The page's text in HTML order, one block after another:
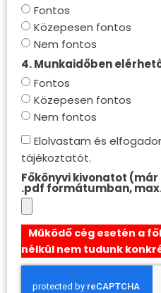
Fontos
Közepesen fontos
Nem fontos
4. Munkaidőben
Fontos
Közepesen fontos
Nem fontos
Elolvastam és
tájékoztatót.
Főkönyvi kivonatot
.pdf formátumban, max.
Működő cég esetén a
nélkül nem tudunk